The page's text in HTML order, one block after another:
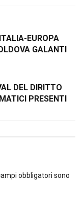
EUROPA
GALANTI
DEL DIRITTO
PRESENTI
obbligatori sono